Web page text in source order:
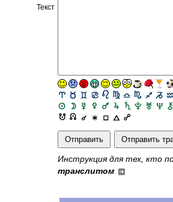
Текст
Инструкция для тех, кто
транслитом